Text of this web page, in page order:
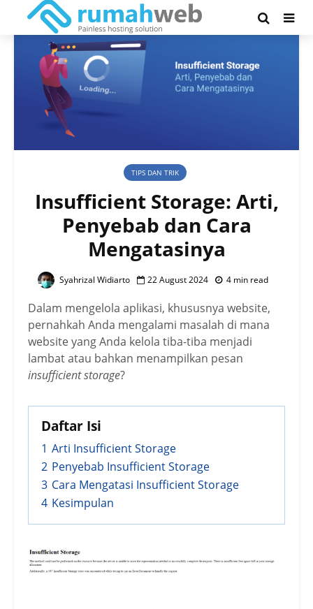
TIPS DAN TRIK
Insufficient Storage: Arti,
Penyebab dan Cara
Mengatasinya
Syahrizal Widiarto 22 August 2024 4 min read
Dalam mengelola aplikasi, khususnya website,
pernahkah Anda mengalami masalah di mana
website yang Anda kelola tiba-tiba menjadi
lambat atau bahkan menampilkan pesan
insufficient storage?
Daftar Isi
1 Arti Insufficient Storage
2 Penyebab Insufficient Storage
3 Cara Mengatasi Insufficient Storage
4 Kesimpulan